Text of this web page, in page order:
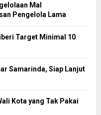
Mal
Pengelola Lama
Target Minimal 10
Samarinda, Siap Lanjut
Kota yang Tak Pakai